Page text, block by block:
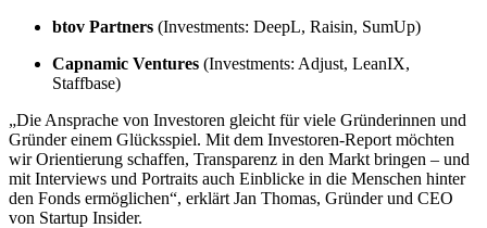
btov Partners (Investments: DeepL, Raisin, SumUp)
Capnamic Ventures (Investments: Adjust, LeanIX,
Staffbase)
„Die Ansprache von Investoren gleicht für viele Gründerinnen und
Gründer einem Glücksspiel. Mit dem Investoren-Report möchten
wir Orientierung schaffen, Transparenz in den Markt bringen – und
mit Interviews und Portraits auch Einblicke in die Menschen hinter
den Fonds ermöglichen“, erklärt Jan Thomas, Gründer und CEO
von Startup Insider.